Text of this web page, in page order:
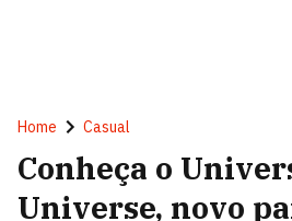
Home Casual
Conheça o
Universe, novo